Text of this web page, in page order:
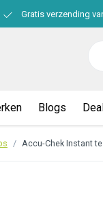
Gratis verzending
Blogs
Accu-Chek Instant